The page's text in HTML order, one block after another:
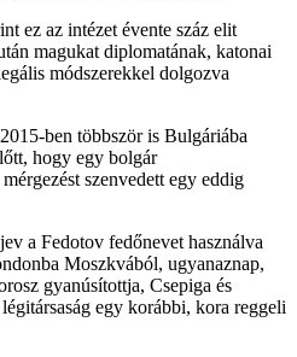
ez az intézet évente száz elit
magukat diplomatának, katonai
módszerekkel dolgozva
ben többször is Bulgáriába
hogy egy bolgár
szenvedett egy eddig
a Fedotov fedőnevet használva
Moszkvából, ugyanaznap,
gyanúsítottja, Csepiga és
egy korábbi, kora reggeli